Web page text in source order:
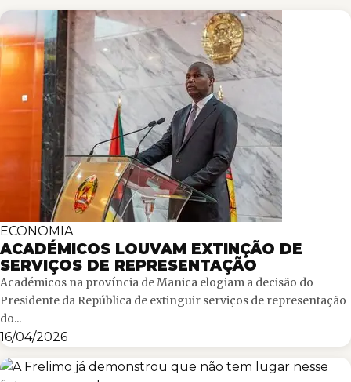
ECONOMIA
ACADÉMICOS LOUVAM EXTINÇÃO DE
SERVIÇOS DE REPRESENTAÇÃO
Académicos na província de Manica elogiam a decisão do
Presidente da República de extinguir serviços de representação
do...
16/04/2026